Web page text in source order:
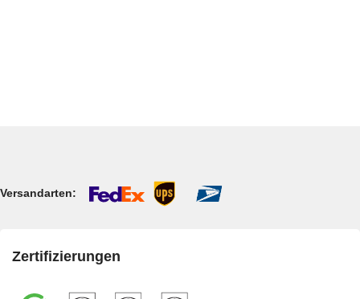
Versandarten:
Zertifizierungen